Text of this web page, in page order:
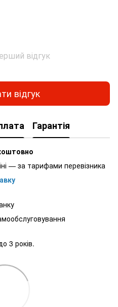
відгук
відгук
Гарантія
— за тарифами перевізника
3 років.